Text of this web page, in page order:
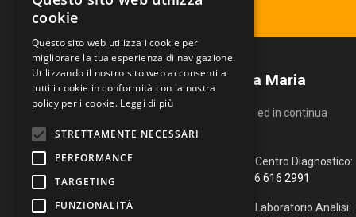
Centro Diagnostico Villa Maria
Un servizio altamente qualificato ed in continua
evoluzione.
Via Fiume, 4
51100 Pistoia (PT)
0573 976088
Centro Diagnostico:
366 616 2991
Laboratorio Analisi:
cookie
Questo sito web utilizza i cookie per
migliorare la tua esperienza di navigazione.
Utilizzando il nostro sito web acconsenti a
tutti i cookie in conformità con la nostra
policy per i cookie. Leggi di più
STRETTAMENTE NECESSARI
PERFORMANCE
TARGETING
FUNZIONALITÀ